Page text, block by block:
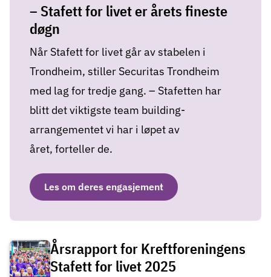
– Stafett for livet er årets fineste
døgn
Når Stafett for livet går av stabelen i
Trondheim, stiller Securitas Trondheim
med lag for tredje gang. – Stafetten har
blitt det viktigste team building-
arrangementet vi har i løpet av
året, forteller de.
Les om deres engasjement
Årsrapport for Kreftforeningens
Stafett for livet 2025